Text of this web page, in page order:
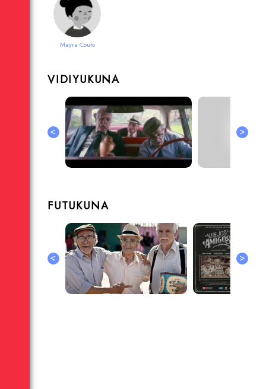
Mayra Couto
VIDIYUKUNA
< >
FUTUKUNA
< >